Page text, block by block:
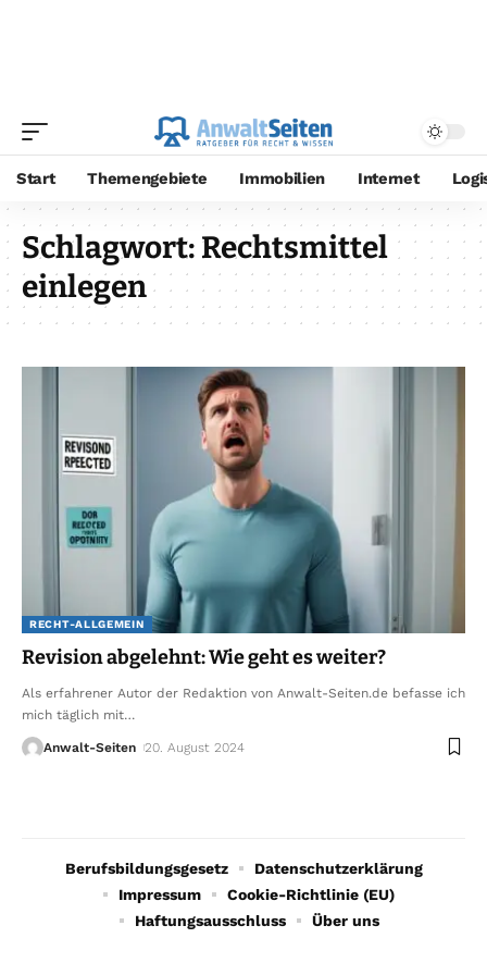
Start Themengebiete Immobilien Internet
Schlagwort: Rechtsmittel
einlegen
RECHT-ALLGEMEIN
Revision abgelehnt: Wie geht es weiter?
Als erfahrener Autor der Redaktion von Anwalt-Seiten.de befasse ich
mich täglich mit…
Anwalt-Seiten 20. August 2024
Berufsbildungsgesetz
Datenschutzerklärung
Impressum
Cookie-Richtlinie (EU)
Haftungsausschluss
Über uns